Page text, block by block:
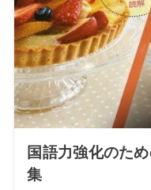
国語力強化のた
集